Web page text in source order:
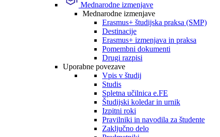
Mednarodne izmenjave
Mednarodne izmenjave
Erasmus+ študijska praksa (SMP)
Destinacije
Erasmus+ izmenjava in praksa
Pomembni dokumenti
Drugi razpisi
Uporabne povezave
Vpis v študij
Studis
Spletna učilnica e.FE
Študijski koledar in urnik
Izpitni roki
Pravilniki in navodila za študente
Zaključno delo